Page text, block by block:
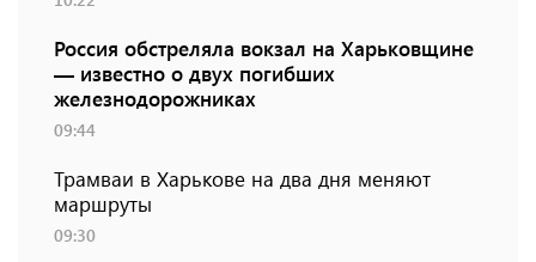
Россия обстреляла вокзал на Харьковщине
— известно о двух погибших
железнодорожниках
09:44
Трамваи в Харькове на два дня меняют
маршруты
09:30